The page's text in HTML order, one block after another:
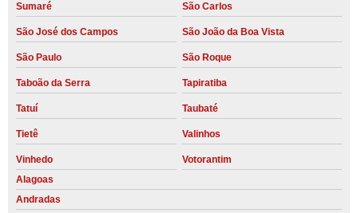
Sumaré São Carlos
São José dos Campos São João da Boa Vista
São Paulo São Roque
Taboão da Serra Tapiratiba
Tatuí Taubaté
Tietê Valinhos
Vinhedo
Votorantim
Alagoas
Andradas